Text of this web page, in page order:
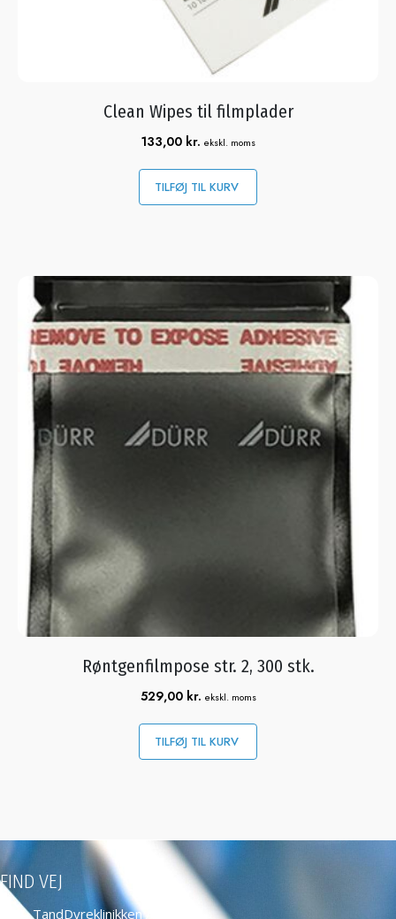
Clean Wipes til filmplader
133,00 kr. ekskl. moms
TILFØJ TIL KURV
Røntgenfilmpose str. 2, 300 stk.
529,00 kr. ekskl. moms
TILFØJ TIL KURV
FIND VEJ
TandDyreklinikken ApS